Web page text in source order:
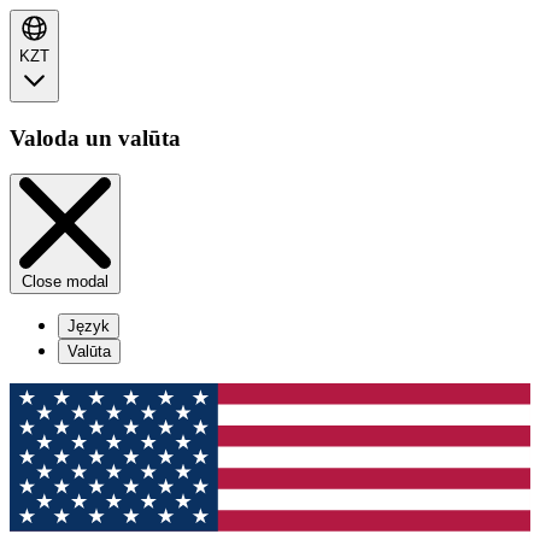
KZT
Valoda un valūta
Close modal
Język
Valūta